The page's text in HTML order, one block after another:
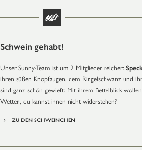
Schwein gehabt!
Unser Sunny-Team ist um 2 Mitglieder reicher:
ihren süßen Knopfaugen, dem Ringelschwanz und
sind ganz schön gewieft: Mit ihrem Bettelblick
Wetten, du kannst ihnen nicht widerstehen?
ZU DEN SCHWEINCHEN